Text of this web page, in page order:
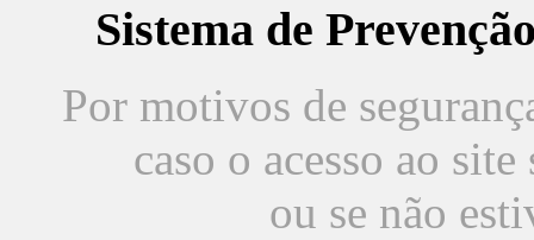
Sistema de
Por motivos de
caso o acesso ao
ou se não